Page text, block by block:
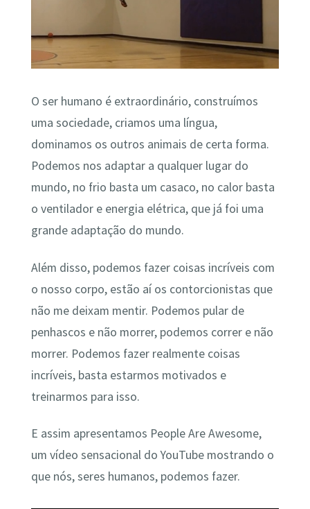
O ser humano é extraordinário, construímos
uma sociedade, criamos uma língua,
dominamos os outros animais de certa forma.
Podemos nos adaptar a qualquer lugar do
mundo, no frio basta um casaco, no calor basta
o ventilador e energia elétrica, que já foi uma
grande adaptação do mundo.
Além disso, podemos fazer coisas incríveis com
o nosso corpo, estão aí os contorcionistas que
não me deixam mentir. Podemos pular de
penhascos e não morrer, podemos correr e não
morrer. Podemos fazer realmente coisas
incríveis, basta estarmos motivados e
treinarmos para isso.
E assim apresentamos People Are Awesome,
um vídeo sensacional do YouTube mostrando o
que nós, seres humanos, podemos fazer.